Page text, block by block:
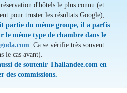
d'hôtels le plus connu (et
pour truster les résultats Google),
partie du même groupe, il a parfis
même type de chambre dans le
. Ca se vérifie très souvent
le cas avant).
de soutenir Thailandee.com en
des commissions.